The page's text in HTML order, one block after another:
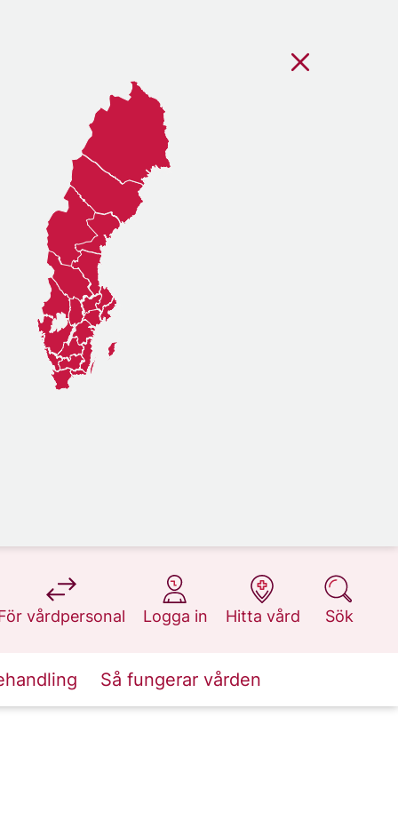
vårdpersonal
på 1177.se
Logga in
på 1177.se
Hitta vård
på 1177.se
Sök
på 1177.se
Så fungerar vården